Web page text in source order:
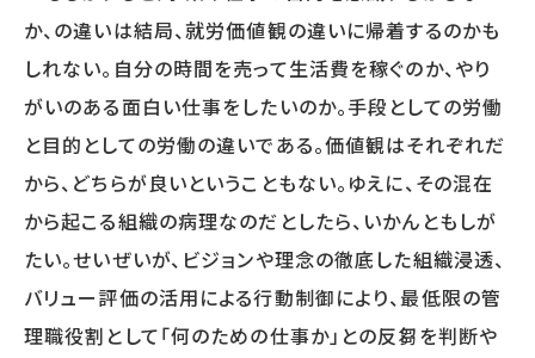
TEL.03-5213-3931
資料請求をする
か、の違いは結局、就労価値観の違いに帰着するのかも
しれない。自分の時間を売って生活費を稼ぐのか、やり
がいのある面白い仕事をしたいのか。手段としての労働
と目的としての労働の違いである。価値観はそれぞれだ
から、どちらが良いということもない。ゆえに、その混在
から起こる組織の病理なのだとしたら、いかんともしが
たい。せいぜいが、ビジョンや理念の徹底した組織浸透、
バリュー評価の活用による行動制御により、最低限の管
理職役割として「何のための仕事か」との反芻を判断や